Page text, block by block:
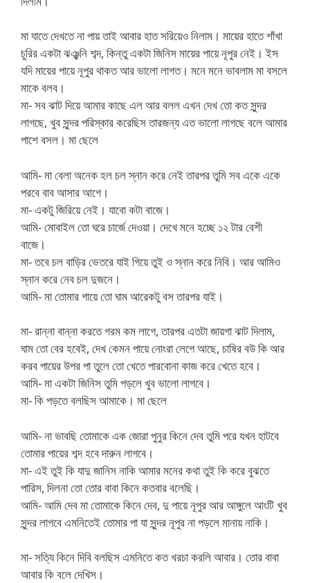
মা যাতে দেখতে না পায় তাই আবার হাত সরিয়েও নিলাম। মায়ের হাতে শাঁখা
চুরির একটা ঝঞ্ঝনি শব্দ, কিন্তু একটা জিনিস মায়ের পায়ে নূপুর নেই। ইস
যদি মায়ের পায়ে নূপুর থাকত আর ভালো লাগত। মনে মনে ভাবলাম মা বসলে
মাকে বলব।
মা- সব ঝাট দিয়ে আমার কাছে এল আর বলল এখন দেখ তো কত সুন্দর
লাগছে, খুব সুন্দর পরিস্কার করেছিস তারজন্য এত ভালো লাগছে বলে আমার
পাশে বসল। মা ছেলে
আমি- মা বেলা অনেক হল চল স্নান করে নেই তারপর তুমি সব একে একে
পরবে বাব আসার আগে।
মা- একটু জিরিয়ে নেই। যাবো কটা বাজে।
আমি- মোবাইল তো ঘরে চার্জে দেওয়া। দেখে মনে হচ্ছে ১২ টার বেশী
বাজে।
মা- তবে চল বাড়ির ভেতরে যাই গিয়ে তুই ও স্নান করে নিবি। আর আমিও
স্নান করে নেব চল দুজনে।
আমি- মা তোমার গায়ে তো ঘাম আরেকটু বস তারপর যাই।
মা- রান্না বান্না করতে গরম কম লাগে, তারপর এতটা জায়গা ঝাট দিলাম,
ঘাম তো বের হবেই, দেখ কেমন পায়ে নোংরা লেগে আছে, চাষির বউ কি আর
করব পায়ের উপর পা তুলে তো খেতে পারবোনা কাজ করে খেতে হবে।
আমি- মা একটা জিনিস তুমি পড়লে খুব ভালো লাগবে।
মা- কি পড়তে বলছিস আমাকে। মা ছেলে
আমি- না ভাবছি তোমাকে এক জোরা পুনুর কিনে দেব তুমি পরে যখন হাটবে
তোমার পায়ের শব্দ হবে দারুন লাগবে।
মা- এই তুই কি যাদু জানিস নাকি আমার মনের কথা তুই কি করে বুঝতে
পারিস, দিলনা তো তোর বাবা কিনে কতবার বলেছি।
আমি- আমি দেব মা তোমাকে কিনে দেব, দু পায়ে নূপুর আর আঙ্গুলে আংটি খুব
সুন্দর লাগবে এমনিতেই তোমার পা যা সুন্দর নূপুর না পড়লে মানায় নাকি।
মা- সত্যি কিনে দিবি বলছিস এমনিতে কত খরচা করলি আবার। তোর বাবা
আবার কি বলে দেখিস।